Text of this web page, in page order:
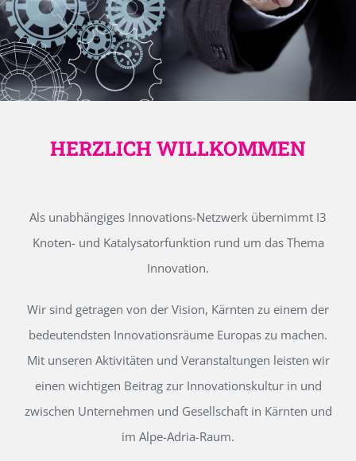
HERZLICH WILLKOMMEN
Als unabhängiges Innovations-Netzwerk übernimmt I3
Knoten- und Katalysatorfunktion rund um das Thema
Innovation.
Wir sind getragen von der Vision, Kärnten zu einem der
bedeutendsten Innovationsräume Europas zu machen.
Mit unseren Aktivitäten und Veranstaltungen leisten wir
einen wichtigen Beitrag zur Innovationskultur in und
zwischen Unternehmen und Gesellschaft in Kärnten und
im Alpe-Adria-Raum.